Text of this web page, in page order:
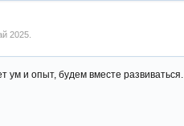
2025
ум и опыт, будем вместе развиваться.